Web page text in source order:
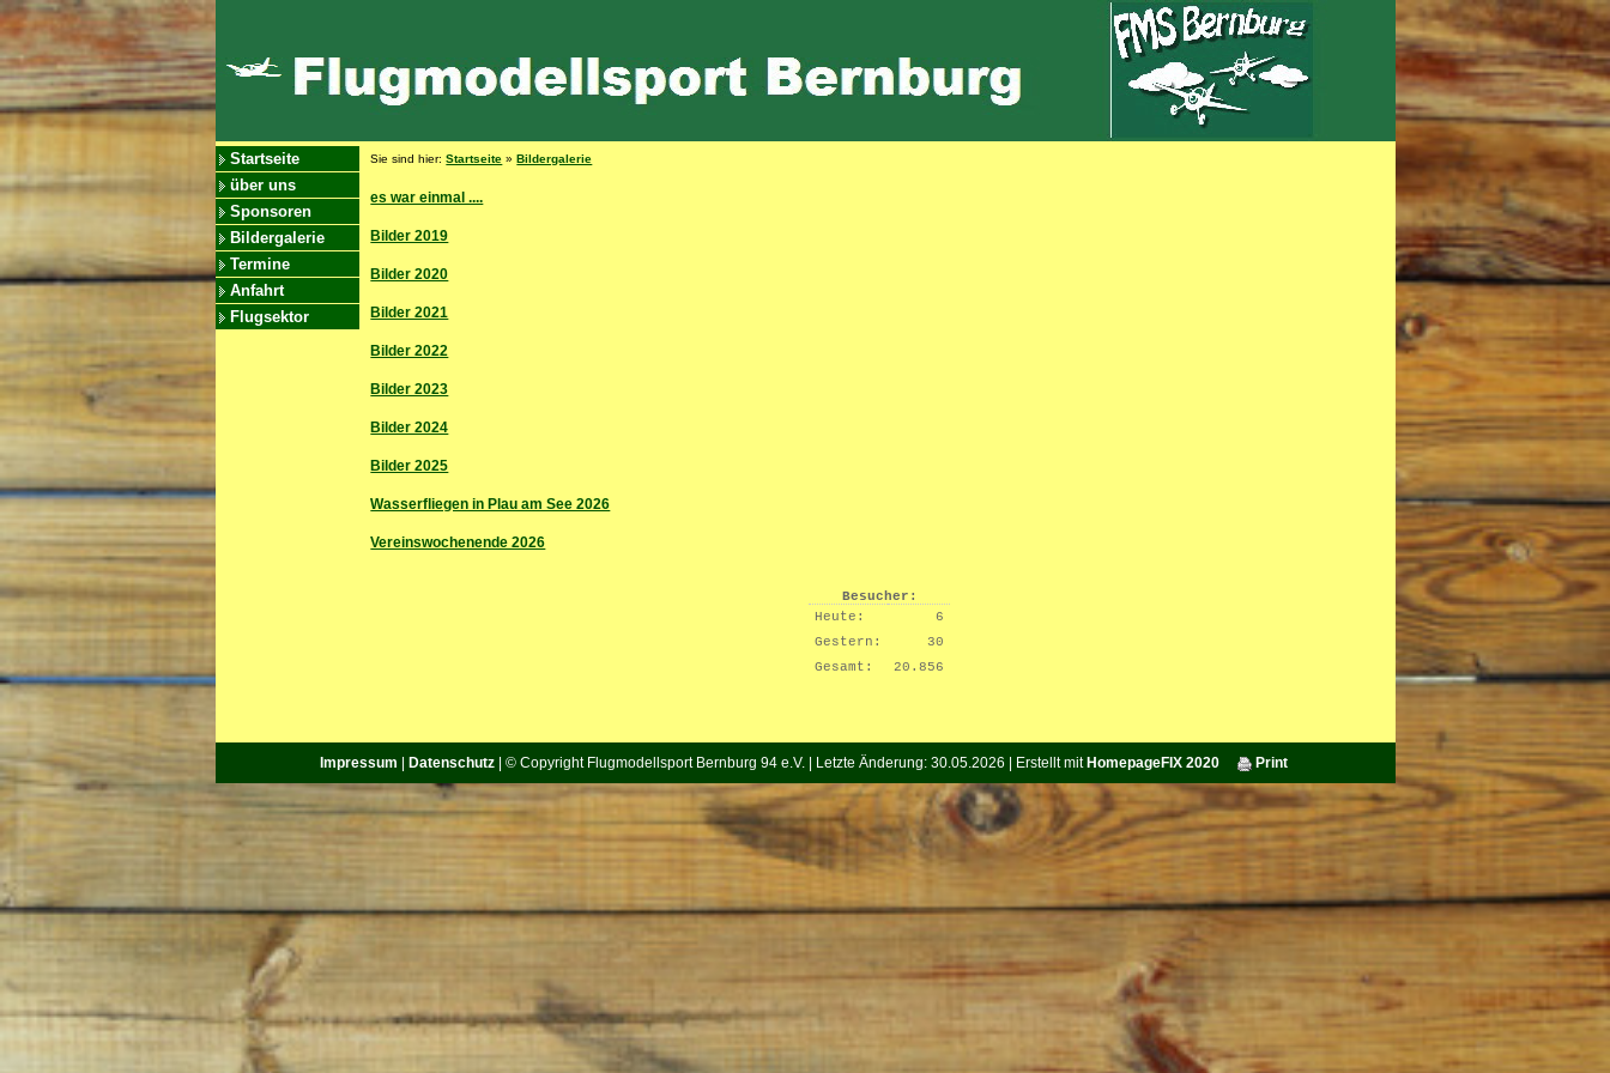
Startseite
über uns
Sponsoren
Bildergalerie
Termine
Anfahrt
Flugsektor
Sie sind hier:Startseite »Bildergalerie
es war einmal ....
Bilder 2019
Bilder 2020
Bilder 2021
Bilder 2022
Bilder 2023
Bilder 2024
Bilder 2025
Wasserfliegen in Plau am See 2026
Vereinswochenende 2026
Besucher:
Heute:
6
Gestern:
30
Gesamt:
20.856
Impressum Datenschutz| © Copyright Flugmodellsport Bernburg 94 e.V. | Letzte Änderung: 30.05.2026 | Erstellt mit HomepageFIX 2020 Print